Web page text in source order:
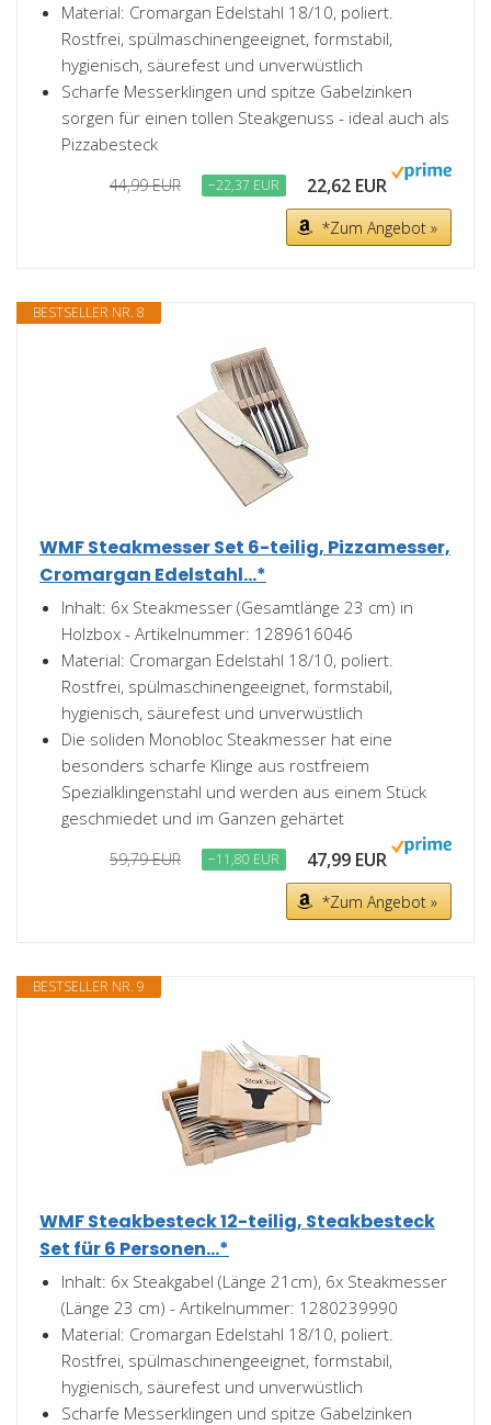
Material: Cromargan Edelstahl 18/10, poliert.
Rostfrei, spülmaschinengeeignet, formstabil,
hygienisch, säurefest und unverwüstlich
Scharfe Messerklingen und spitze Gabelzinken
sorgen für einen tollen Steakgenuss - ideal auch als
Pizzabesteck
44,99 EUR −22,37 EUR 22,62 EUR
*Zum Angebot »
BESTSELLER NR. 8
WMF Steakmesser Set 6-teilig, Pizzamesser,
Cromargan Edelstahl...*
Inhalt: 6x Steakmesser (Gesamtlänge 23 cm) in
Holzbox - Artikelnummer: 1289616046
Material: Cromargan Edelstahl 18/10, poliert.
Rostfrei, spülmaschinengeeignet, formstabil,
hygienisch, säurefest und unverwüstlich
Die soliden Monobloc Steakmesser hat eine
besonders scharfe Klinge aus rostfreiem
Spezialklingenstahl und werden aus einem Stück
geschmiedet und im Ganzen gehärtet
59,79 EUR −11,80 EUR 47,99 EUR
*Zum Angebot »
BESTSELLER NR. 9
WMF Steakbesteck 12-teilig, Steakbesteck
Set für 6 Personen...*
Inhalt: 6x Steakgabel (Länge 21cm), 6x Steakmesser
(Länge 23 cm) - Artikelnummer: 1280239990
Material: Cromargan Edelstahl 18/10, poliert.
Rostfrei, spülmaschinengeeignet, formstabil,
hygienisch, säurefest und unverwüstlich
Scharfe Messerklingen und spitze Gabelzinken